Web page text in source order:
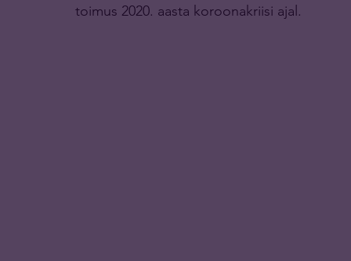
toimus 2020. aasta koroonakriisi ajal.